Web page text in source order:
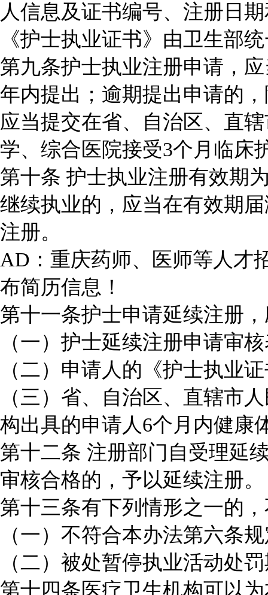
人信息及证书编号、注册日
《护士执业证书》由卫生部
第九条护士执业注册申请，
年内提出；逾期提出申请的
应当提交在省、自治区、直
学、综合医院接受3个月临床
第十条 护士执业注册有效期
继续执业的，应当在有效期
注册。
AD：重庆药师、医师等人才
布简历信息！
第十一条护士申请延续注册
（一）护士延续注册申请审
（二）申请人的《护士执业
（三）省、自治区、直辖市
构出具的申请人6个月内健康
第十二条 注册部门自受理延
审核合格的，予以延续注册。
第十三条有下列情形之一的
（一）不符合本办法第六条
（二）被处暂停执业活动处
第十四条医疗卫生机构可以